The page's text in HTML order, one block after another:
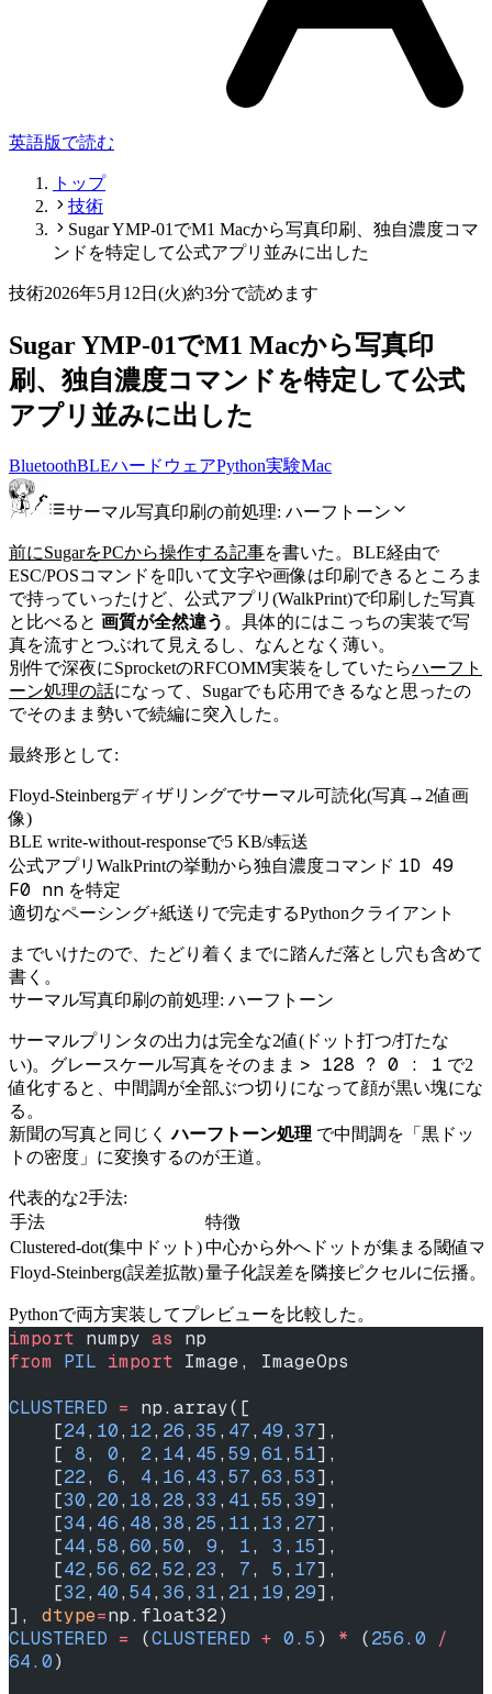
英語版で読む
トップ
技術
Sugar YMP-01でM1 Macから写真印刷、独自濃度コマ
ンドを特定して公式アプリ並みに出した
技術2026年5月12日(火)約3分で読めます
Sugar YMP-01でM1 Macから写真印
刷、独自濃度コマンドを特定して公式
アプリ並みに出した
BluetoothBLEハードウェアPython実験Mac
サーマル写真印刷の前処理: ハーフトーン
前にSugarをPCから操作する記事を書いた。BLE経由で
ESC/POSコマンドを叩いて文字や画像は印刷できるところま
で持っていったけど、公式アプリ(WalkPrint)で印刷した写真
と比べると 画質が全然違う 。具体的にはこっちの実装で写
真を流すとつぶれて見えるし、なんとなく薄い。
別件で深夜にSprocketのRFCOMM実装をしていたらハーフト
ーン処理の話になって、Sugarでも応用できるなと思ったの
でそのまま勢いで続編に突入した。
最終形として:
Floyd-Steinbergディザリングでサーマル可読化(写真→2値画
像)
BLE write-without-responseで5 KB/s転送
公式アプリWalkPrintの挙動から独自濃度コマンド 1D 49
F0 nn を特定
適切なペーシング+紙送りで完走するPythonクライアント
までいけたので、たどり着くまでに踏んだ落とし穴も含めて
書く。
サーマル写真印刷の前処理: ハーフトーン
サーマルプリンタの出力は完全な2値(ドット打つ/打たな
い)。グレースケール写真をそのまま > 128 ? 0 : 1 で2
値化すると、中間調が全部ぶつ切りになって顔が黒い塊にな
る。
新聞の写真と同じくハーフトーン処理 で中間調を「黒ドッ
トの密度」に変換するのが王道。
代表的な2手法:
手法
特徴
Clustered-dot(集中ドット)中心から外へドットが集まる閾値
Floyd-Steinberg(誤差拡散)量子化誤差を隣接ピクセルに伝播
Pythonで両方実装してプレビューを比較した。
import numpy as np
from PIL import Image, ImageOps
CLUSTERED = np.array([
    [
24, 10, 12, 26, 35 , 47, 49, 37],
    [
8, 0, 2, 14, 45 , 59, 61, 51],
    [
22, 6, 4, 16, 43 , 57, 63 , 53],
    [
30, 20, 18, 28, 33 , 41, 55 , 39],
    [
34, 46, 48, 38, 25 , 11, 13 , 27],
    [
44, 58, 60, 50, 9, 1, 3 , 15],
    [
42, 56, 62, 52, 23 , 7, 5 , 17],
    [
32, 40, 54, 36, 31, 21, 19, 29],
], dtype=np.float32)
CLUSTERED = (CLUSTERED + 0.5 ) * (256.0 /
64.0)